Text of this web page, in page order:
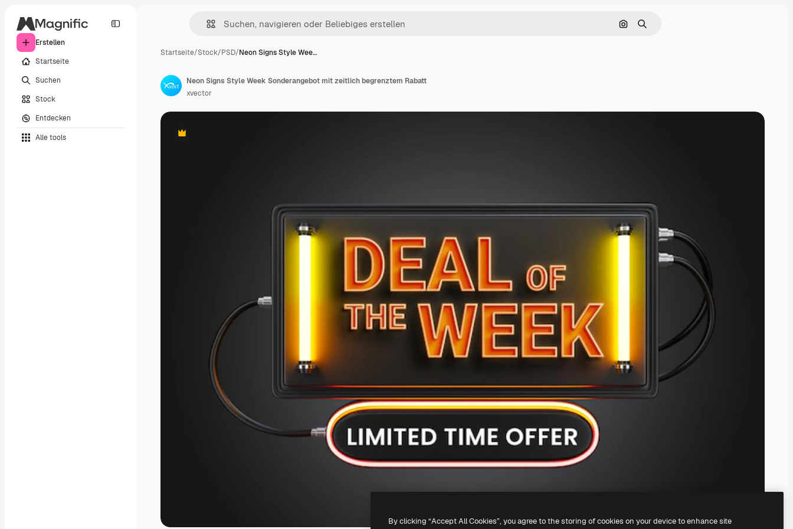
Erstellen
Startseite
Suchen
Stock
Entdecken
Alle tools
Nach Bild suchen
Suchen
Startseite/Stock/PSD/Neon Signs Style Wee…
Premium
Neon Signs Style Week Sonderangebot mit zeitlich begrenztem Rabatt
xvector
By clicking “Accept All Cookies”, you agree to the storing of cookies on your device to enhance site